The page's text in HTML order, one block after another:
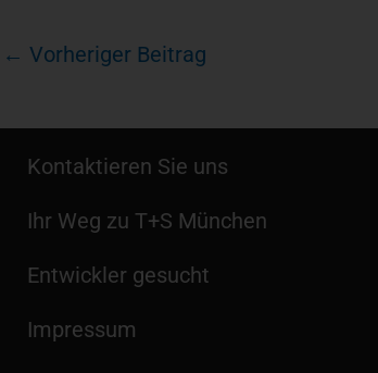
← Vorheriger Beitrag
Kontaktieren Sie uns
Ihr Weg zu T+S München
Entwickler gesucht
Impressum